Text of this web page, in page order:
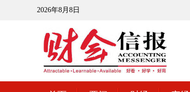
2026年8月8日